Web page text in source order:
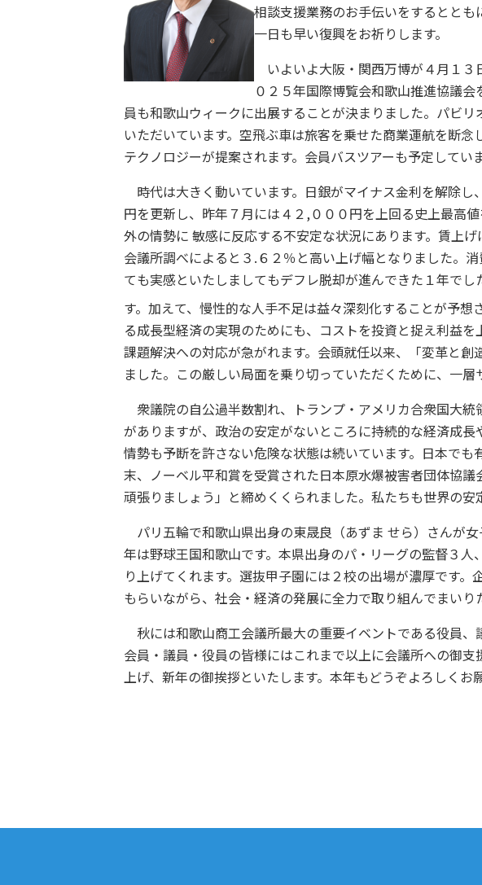
相談支援業務のお手伝いをするととも
一日も早い復興をお祈りします。
いよいよ大阪・関西万博が４月１３
０２５年国際博覧会和歌山推進協議
員も和歌山ウィークに出展することが決まりました。パビ
いただいています。空飛ぶ車は旅客を乗せた商業運航を断
テクノロジーが提案されます。会員バスツアーも予定して
時代は大きく動いています。日銀がマイナス金利を解除
円を更新し、昨年７月には４２,０００円を上回る史上最高
外の情勢に 敏感に反応する不安定な状況にあります。賃上
会議所調べによると３.６２％と高い上げ幅となりました。
ても実感といたしましてもデフレ脱却が進んできた１年で
す。加えて、慢性的な人手不足は益々深刻化することが予
る成長型経済の実現のためにも、コストを投資と捉え利益
課題解決への対応が急がれます。会頭就任以来、「変革と
ました。この厳しい局面を乗り切っていただくために、一
衆議院の自公過半数割れ、トランプ・アメリカ合衆国大
がありますが、政治の安定がないところに持続的な経済成
情勢も予断を許さない危険な状態は続いています。日本で
末、ノーベル平和賞を受賞された日本原水爆被害者団体協
頑張りましょう」と締めくくられました。私たちも世界の安
パリ五輪で和歌山県出身の東晟良（あずま せら）さんが
年は野球王国和歌山です。本県出身のパ・リーグの監督３
り上げてくれます。選抜甲子園には２校の出場が濃厚です
もらいながら、社会・経済の発展に全力で取り組んでまいり
秋には和歌山商工会議所最大の重要イベントである役員、
会員・議員・役員の皆様にはこれまで以上に会議所への御
上げ、新年の御挨拶といたします。本年もどうぞよろしくお